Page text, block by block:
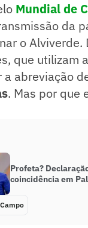
Mundial de
da
o
que utilizam
abreviação
. Mas por que
Profeta?
coincidência em